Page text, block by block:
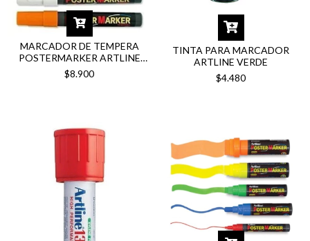
MARCADOR DE TEMPERA
POSTERMARKER ARTLINE
4MM
$8.900
TINTA PARA MARCADOR
ARTLINE VERDE
$4.480